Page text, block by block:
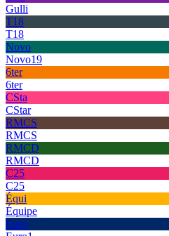
Gulli
T18
T18
Novo
Novo19
6ter
6ter
CSta
CStar
RMCS
RMCS
RMCD
RMCD
C25
C25
Équi
Équipe
Euro